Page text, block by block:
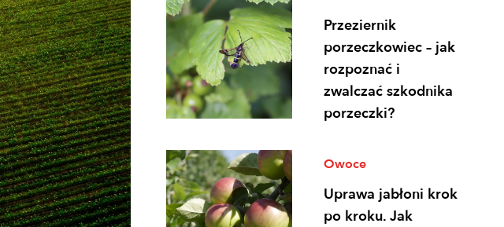
Przeziernik
porzeczkowiec – jak
rozpoznać i
zwalczać szkodnika
porzeczki?
Owoce
Uprawa jabłoni krok
po kroku. Jak